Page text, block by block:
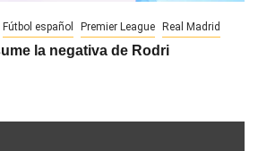
Fútbol español Premier League Real Madrid
la negativa de Rodri